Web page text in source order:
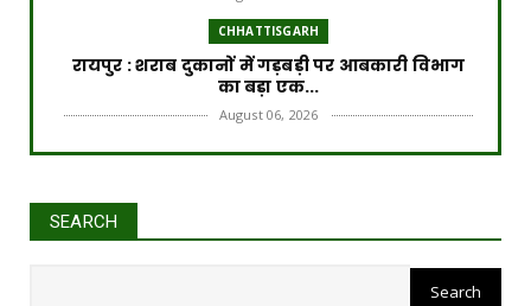
CHHATTISGARH
रायपुर : शराब दुकानों में गड़बड़ी पर आबकारी विभाग
का बड़ा एक...
August 06, 2026
CHHATTISGARH
August 06, 2026
SEARCH